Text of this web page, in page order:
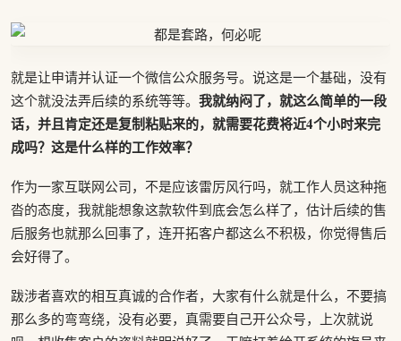
就是让申请并认证一个微信公众服务号。说这是一个基础，没有
这个就没法弄后续的系统等等。 我就纳闷了，就这么简单的一段
话，并且肯定还是复制粘贴来的，就需要花费将近4个小时来完
成吗？这是什么样的工作效率？
作为一家互联网公司，不是应该雷厉风行吗，就工作人员这种拖
沓的态度，我就能想象这款软件到底会怎么样了，估计后续的售
后服务也就那么回事了，连开拓客户都这么不积极，你觉得售后
会好得了。
跋涉者喜欢的相互真诚的合作者，大家有什么就是什么，不要搞
那么多的弯弯绕，没有必要，真需要自己开公众号，上次就说